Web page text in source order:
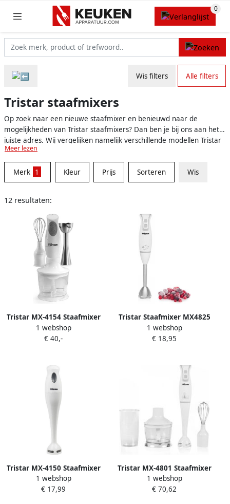
Wis filters Alle filters
Tristar staafmixers
Op zoek naar een nieuwe staafmixer en benieuwd naar de
mogelijkheden van Tristar staafmixers? Dan ben je bij ons aan het
juiste adres. Wij vergelijken namelijk verschillende modellen Tristar
staafmixers, zodat je makkelijk de beste mix van functionaliteit en
prijs kunt vinden. Een goede staafmixer is een essentieel onderdeel
van je keukenapparatuur en maakt het bereiden van vele
gerechten een stuk eenvoudiger. Laten we eens kijken wat Tristar
Meer lezen
Merk 1 Kleur Prijs Sorteren Wis
12 resultaten:
Tristar MX-4154 Staafmixer
incl accessoires
1 webshop
€ 40,-
Tristar Staafmixer MX4825
RVS Vaatwasserbestendig
250w
1 webshop
€ 18,95
Tristar MX-4150 Staafmixer
RVS messen 170 watt Wit
1 webshop
€ 17,99
Tristar MX-4801 Staafmixer
Set Voor blenden hakken en
kloppen
1 webshop
€ 70,62